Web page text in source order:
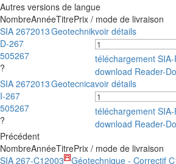
Autres versions de langue
NombreAnnéeTitrePrix / mode de livraison
SIA 267
D-267
505267
?
2013Geotechnikvoir détails
téléchargement
download Reader-
SIA 267
I-267
505267
?
2013Geotecnicavoir détails
téléchargement
download Reader-
Précédent
NombreAnnéeTitrePrix / mode de livraison
SIA 267-C12003 Géotechnique - Correctif